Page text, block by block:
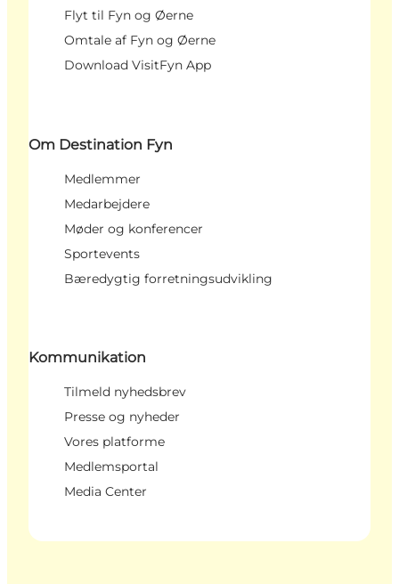
Flyt til Fyn og Øerne
Omtale af Fyn og Øerne
Download VisitFyn App
Om Destination Fyn
Medlemmer
Medarbejdere
Møder og konferencer
Sportevents
Bæredygtig forretningsudvikling
Kommunikation
Tilmeld nyhedsbrev
Presse og nyheder
Vores platforme
Medlemsportal
Media Center